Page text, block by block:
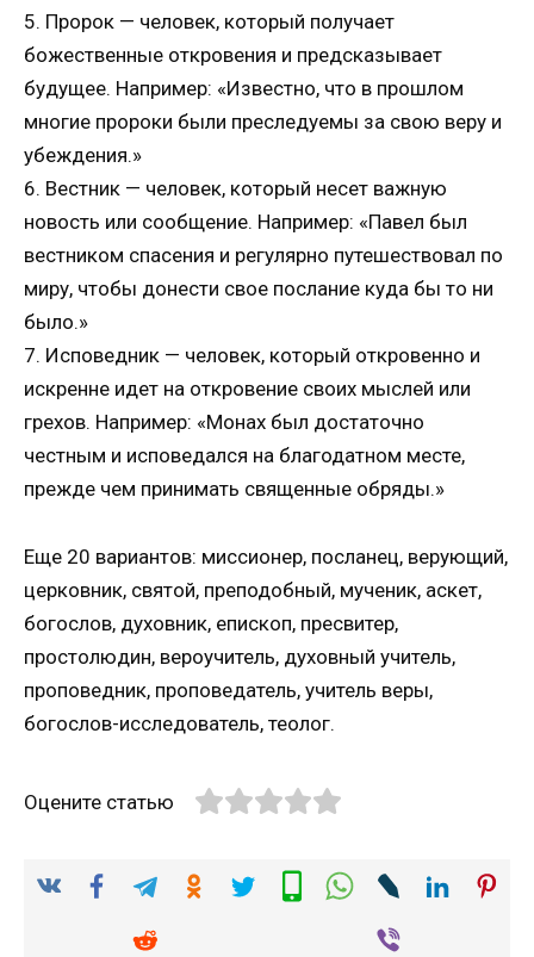
5. Пророк — человек, который получает
божественные откровения и предсказывает
будущее. Например: «Известно, что в прошлом
многие пророки были преследуемы за свою веру и
убеждения.»
6. Вестник — человек, который несет важную
новость или сообщение. Например: «Павел был
вестником спасения и регулярно путешествовал по
миру, чтобы донести свое послание куда бы то ни
было.»
7. Исповедник — человек, который откровенно и
искренне идет на откровение своих мыслей или
грехов. Например: «Монах был достаточно
честным и исповедался на благодатном месте,
прежде чем принимать священные обряды.»
Еще 20 вариантов: миссионер, посланец, верующий,
церковник, святой, преподобный, мученик, аскет,
богослов, духовник, епископ, пресвитер,
простолюдин, вероучитель, духовный учитель,
проповедник, проповедатель, учитель веры,
богослов-исследователь, теолог.
Оцените статью